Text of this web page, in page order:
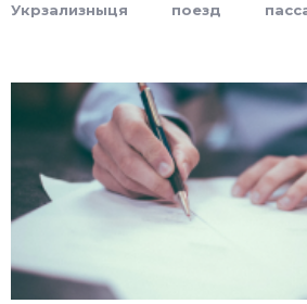
Укрзализныця поезд